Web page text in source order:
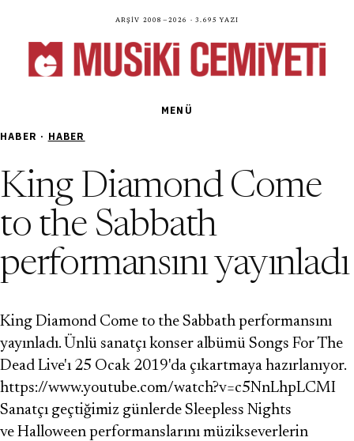
Arşiv 2008—2026 · 3.695 yazı
MENÜ
HABER · HABER
King Diamond Come
to the Sabbath
performansını yayınladı
King Diamond Come to the Sabbath performansını
yayınladı. Ünlü sanatçı konser albümü Songs For The
Dead Live'ı 25 Ocak 2019'da çıkartmaya hazırlanıyor.
https://www.youtube.com/watch?v=c5NnLhpLCMI
Sanatçı geçtiğimiz günlerde Sleepless Nights
ve Halloween performanslarını müzikseverlerin